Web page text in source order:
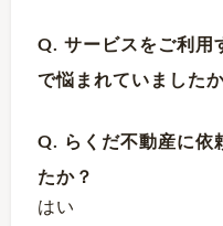
Q. サービスをご利用
で悩まれていました
Q. らくだ不動産に依
たか？
はい